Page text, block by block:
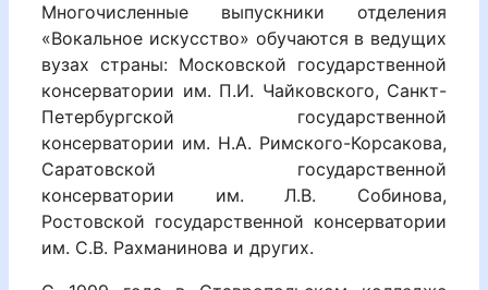
Многочисленные выпускники отделения
«Вокальное искусство» обучаются в ведущих
вузах страны: Московской государственной
консерватории им. П.И. Чайковского, Санкт-
Петербургской государственной
консерватории им. Н.А. Римского-Корсакова,
Саратовской государственной
консерватории им. Л.В. Собинова,
Ростовской государственной консерватории
им. С.В. Рахманинова и других.